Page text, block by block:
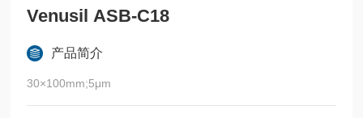
Venusil ASB-C18
产品简介
30×100mm;5μm